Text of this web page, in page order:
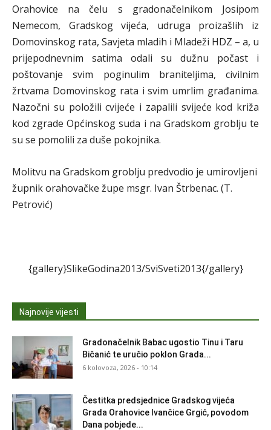
Orahovice na čelu s gradonačelnikom Josipom
Nemecom, Gradskog vijeća, udruga proizašlih iz
Domovinskog rata, Savjeta mladih i Mladeži HDZ – a, u
prijepodnevnim satima odali su dužnu počast i
poštovanje svim poginulim braniteljima, civilnim
žrtvama Domovinskog rata i svim umrlim građanima.
Nazočni su položili cvijeće i zapalili svijeće kod križa
kod zgrade Općinskog suda i na Gradskom groblju te
su se pomolili za duše pokojnika.
Molitvu na Gradskom groblju predvodio je umirovljeni
župnik orahovačke župe msgr. Ivan Štrbenac. (T.
Petrović)
{gallery}SlikeGodina2013/SviSveti2013{/gallery}
Najnovije vijesti
Gradonačelnik Babac ugostio Tinu i Taru
Bičanić te uručio poklon Grada...
6 kolovoza, 2026 - 10:14
Čestitka predsjednice Gradskog vijeća
Grada Orahovice Ivančice Grgić, povodom
Dana pobjede...